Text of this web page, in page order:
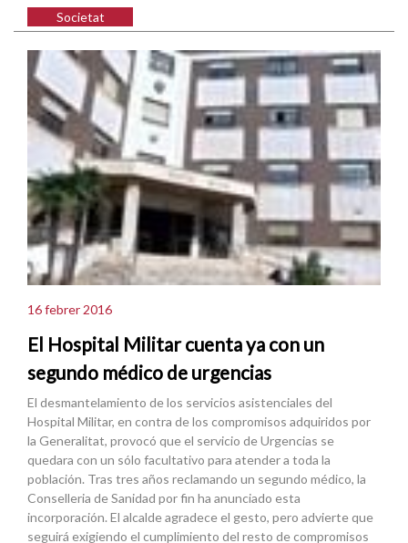
Societat
16 febrer 2016
El Hospital Militar cuenta ya con un
segundo médico de urgencias
El desmantelamiento de los servicios asistenciales del
Hospital Militar, en contra de los compromisos adquiridos por
la Generalitat, provocó que el servicio de Urgencias se
quedara con un sólo facultativo para atender a toda la
población. Tras tres años reclamando un segundo médico, la
Conselleria de Sanidad por fin ha anunciado esta
incorporación. El alcalde agradece el gesto, pero advierte que
seguirá exigiendo el cumplimiento del resto de compromisos